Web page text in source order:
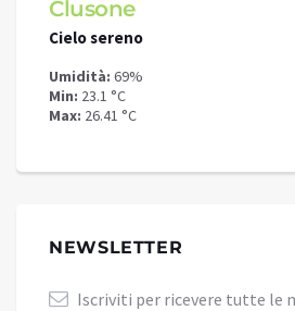
NEWSLETTER
Iscriviti per ricevere tutte le